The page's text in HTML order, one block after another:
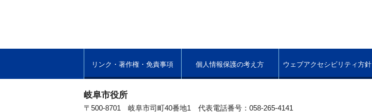
リンク・著作権・免責事項 個人情報保護の考え方 ウェブアクセシビリティ方針
岐阜市役所
〒500-8701 岐阜市司町40番地1 代表電話番号：058-265-4141